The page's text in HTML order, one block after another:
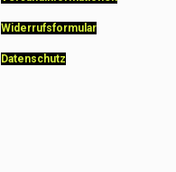
Widerrufsformular
Datenschutz